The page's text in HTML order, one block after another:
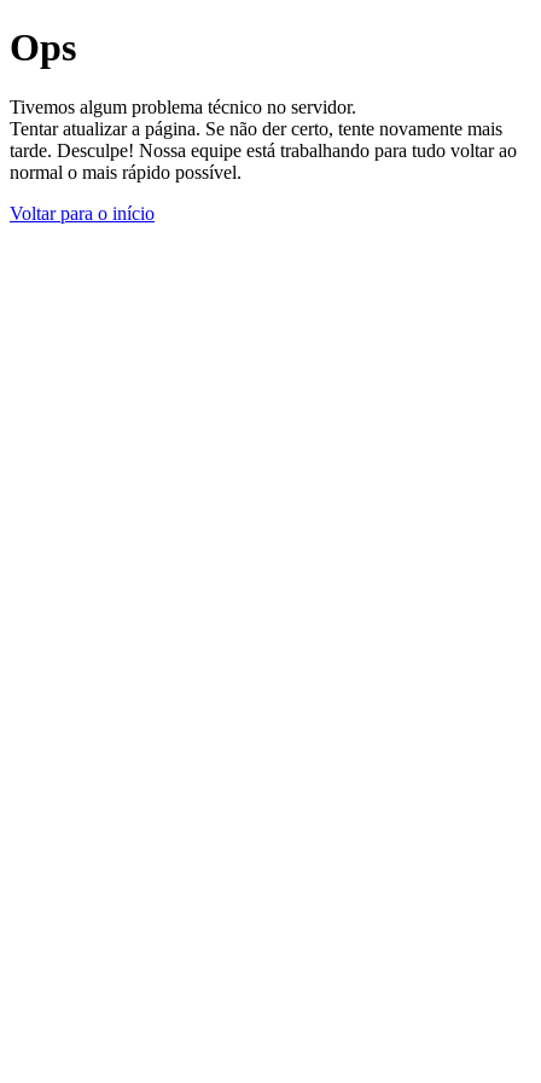
Ops
Tivemos algum problema técnico no servidor.
Tentar atualizar a página. Se não der certo, tente novamente mais
tarde. Desculpe! Nossa equipe está trabalhando para tudo voltar ao
normal o mais rápido possível.
Voltar para o início